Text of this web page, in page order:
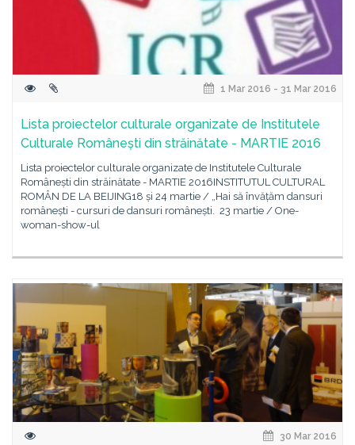
1 Mar 2016 - 31 Mar 2016
Lista proiectelor culturale organizate de Institutele
Culturale Românești din străinătate - MARTIE 2016
Lista proiectelor culturale organizate de Institutele Culturale
Românești din străinătate - MARTIE 2016INSTITUTUL CULTURAL
ROMÂN DE LA BEIJING18 și 24 martie / „Hai să învățăm dansuri
românești - cursuri de dansuri românești. 23 martie / One-
woman-show-ul
30 Mar 2016